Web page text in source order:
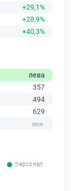
+29,1%
+28,9%
+40,3%
лева
357
494
629
персонал